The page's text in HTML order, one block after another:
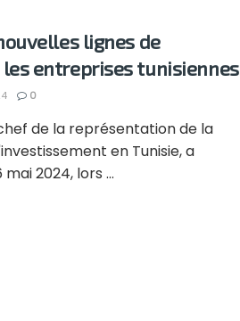
lignes de
entreprises tunisiennes
0
de la représentation de la
en Tunisie, a
2024, lors ...